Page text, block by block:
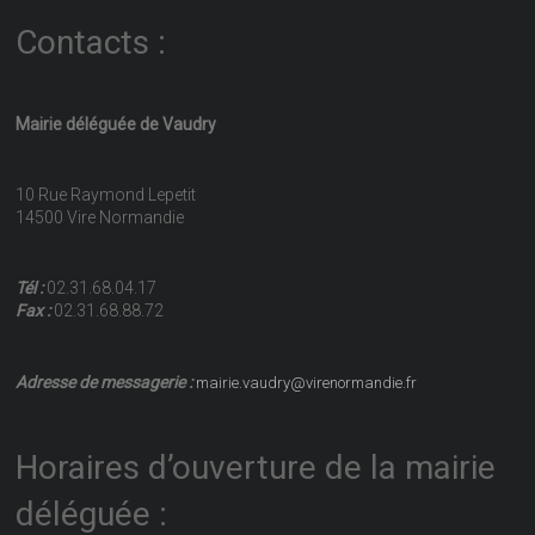
Contacts :
Mairie déléguée de Vaudry
10 Rue Raymond Lepetit
14500 Vire Normandie
Tél :02.31.68.04.17
Fax :02.31.68.88.72
Adresse de messagerie :mairie.vaudry@virenormandie.fr
Horaires d’ouverture de la mairie
déléguée :